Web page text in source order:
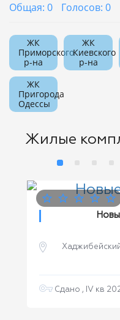
Общая: 0
Голосов: 0
ЖК
Приморского
р-на
ЖК
Киевского
р-на
ЖК
Пригорода
Одессы
Жилые
Сдано , IV кв